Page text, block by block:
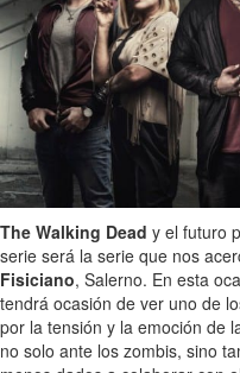
The Walking Dead y el futuro
serie será la serie que nos
Fisiciano, Salerno. En esta
tendrá ocasión de ver uno de
por la tensión y la emoción de
no solo ante los zombis, sino